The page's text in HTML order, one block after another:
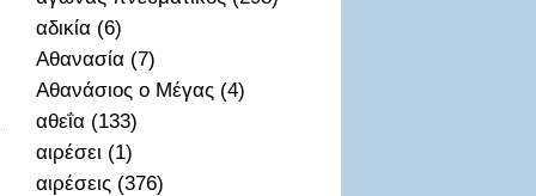
αδικία (6)
Αθανασία (7)
Αθανάσιος ο Μέγας (4)
αθεΐα (133)
αιρέσει (1)
αιρέσεις (376)